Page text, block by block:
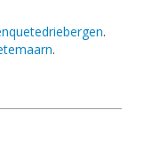
.
.